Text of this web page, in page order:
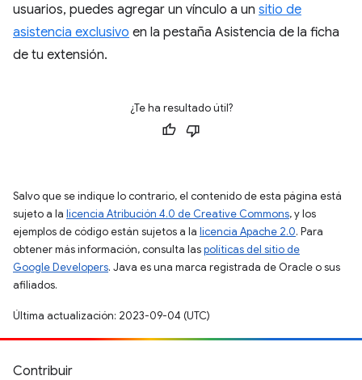
usuarios, puedes agregar un vínculo a un sitio de
asistencia exclusivo en la pestaña Asistencia de la ficha
de tu extensión.
¿Te ha resultado útil?
Salvo que se indique lo contrario, el contenido de esta página está
sujeto a la licencia Atribución 4.0 de Creative Commons, y los
ejemplos de código están sujetos a la licencia Apache 2.0. Para
obtener más información, consulta laspolíticas del sitio de
Google Developers. Java es una marca registrada de Oracle o sus
afiliados.
Última actualización: 2023-09-04 (UTC)
Contribuir